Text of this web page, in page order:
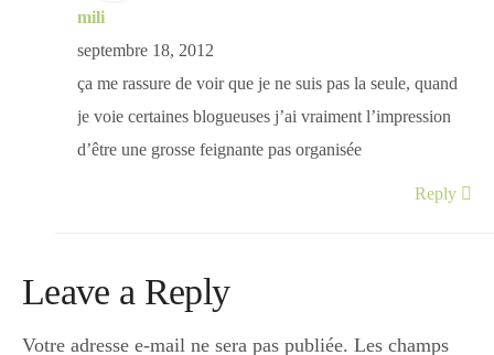
mili
septembre 18, 2012
ça me rassure de voir que je ne suis pas la seule, quand
je voie certaines blogueuses j’ai vraiment l’impression
d’être une grosse feignante pas organisée
Reply
Leave a Reply
Votre adresse e-mail ne sera pas publiée. Les champs